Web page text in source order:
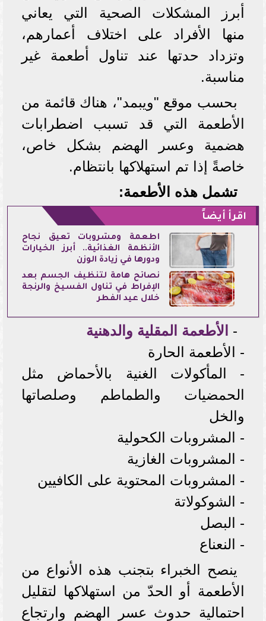
أبرز المشكلات الصحية التي يعاني
منها الأفراد على اختلاف أعمارهم،
وتزداد حدتها عند تناول أطعمة غير
مناسبة.
بحسب موقع "ويبمد"، هناك قائمة من
الأطعمة التي قد تسبب اضطرابات
هضمية وعسر الهضم بشكل خاص،
خاصةً إذا تم استهلاكها بانتظام.
تشمل هذه الأطعمة:
اقرأ أيضاً
أطعمة ومشروبات تُعيق نجاح
الأنظمة الغذائية.. أبرز الخيارات
ودورها في زيادة الوزن
نصائح هامة لتنظيف الجسم بعد
الإفراط في تناول الفسيخ والرنجة
خلال عيد الفطر
- الأطعمة المقلية والدهنية
- الأطعمة الحارة
- المأكولات الغنية بالأحماض مثل
الحمضيات والطماطم وصلصاتها
والخل
- المشروبات الكحولية
- المشروبات الغازية
- المشروبات المحتوية على الكافيين
- الشوكولاتة
- البصل
- النعناع
ينصح الخبراء بتجنب هذه الأنواع من
الأطعمة أو الحدّ من استهلاكها لتقليل
احتمالية حدوث عسر الهضم وارتجاع